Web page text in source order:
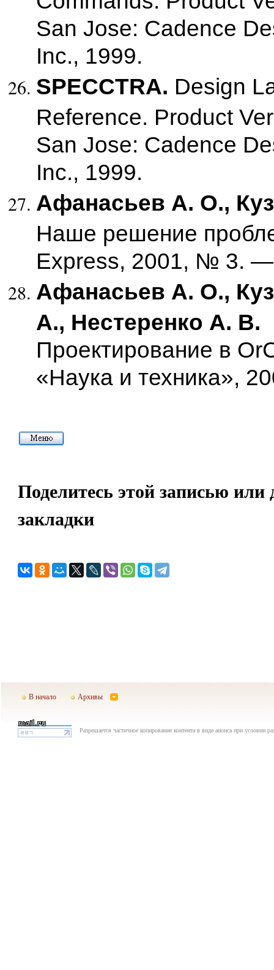
San Jose: Cadence
Inc., 1999.
SPECCTRA. Design
Reference. Product
San Jose: Cadence
Inc., 1999.
Афанасьев А. О.,
Наше решение
Express, 2001, № 3.
Афанасьев А. О.,
А., Нестеренко А. В.
Проектирование в
«Наука и техника»,
Поделитесь этой записью или
закладки
В начало Архивы
Разрешается частичное копирование контента в виде анонса при условии